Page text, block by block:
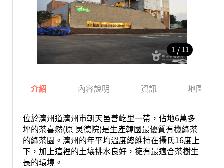
1 / 11
介紹 內容說明 資訊 地圖
位於濟州道濟州市朝天邑善屹里一帶，佔地6萬多
坪的茶喜然(原 炅德院)是生產韓國最優質有機綠茶
的綠茶園。濟州的年平均溫度總維持在攝氏16度上
下，加上這裡的土壤排水良好，擁有最適合茶樹生
長的環境。